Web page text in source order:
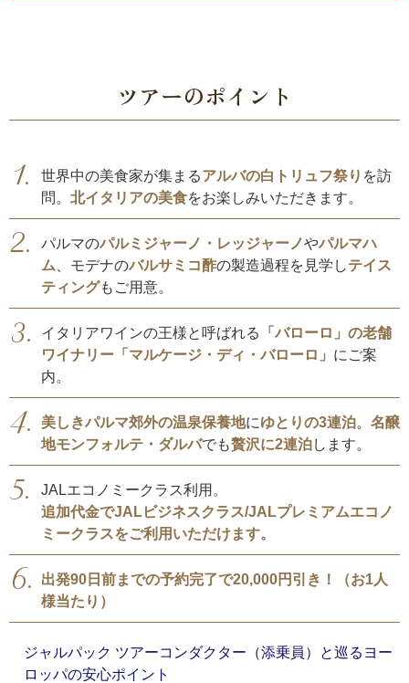
ツアーのポイント
世界中の美食家が集まるアルバの白トリュフ祭り を訪
問。 北イタリアの美食をお楽しみいただきます。
パルマのパルミジャーノ・レッジャーノやパルマハ
ム 、モデナのバルサミコ酢の製造過程を見学しテイス
ティングもご用意。
イタリアワインの王様と呼ばれる
「バローロ」の老舗
ワイナリー「マルケージ・ディ・バローロ」 にご案
内。
美しきパルマ郊外の温泉保養地にゆとりの3連泊。 名醸
地モンフォルテ・ダルバでも贅沢に2連泊します。
JALエコノミークラス利用。
追加代金でJALビジネスクラス/JALプレミアムエコノ
ミークラスをご利用いただけます。
出発90日前までの予約完了で20,000円引き！（お1人
様当たり）
ジャルパック ツアーコンダクター（添乗員）と巡るヨー
ロッパの安心ポイント